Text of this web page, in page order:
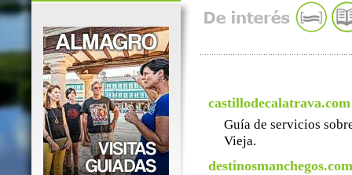
castillodecalatrava.com
Guía de servicios
Vieja.
destinosmanchegos.com